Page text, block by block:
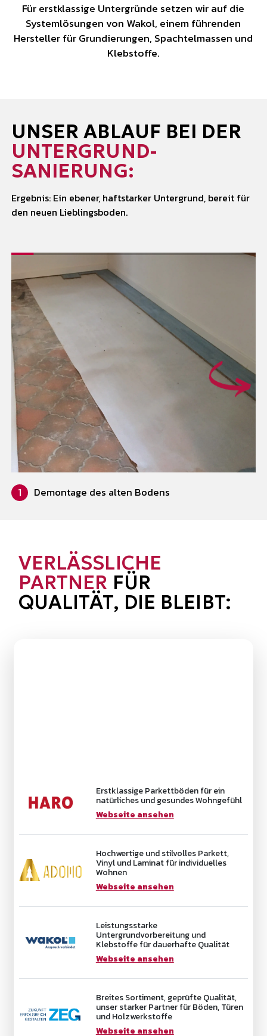
Für erstklassige Untergründe setzen wir auf die
Systemlösungen von Wakol, einem führenden
Hersteller für Grundierungen, Spachtelmassen und
Klebstoffe.
UNSER ABLAUF BEI DER
UNTERGRUND­
SANIERUNG:
Ergebnis: Ein ebener, haftstarker Untergrund, bereit für
den neuen Lieblingsboden.
1 Demontage des alten Bodens
VERLÄSSLICHE
PARTNER FÜR
QUALITÄT, DIE BLEIBT:
Erstklassige Parkettböden für ein
natürliches und gesundes Wohngefühl
Webseite ansehen
Hochwertige und stilvolles Parkett,
Vinyl und Laminat für individuelles
Wohnen
Webseite ansehen
Leistungsstarke
Untergrundvorbereitung und
Klebstoffe für dauerhafte Qualität
Webseite ansehen
Breites Sortiment, geprüfte Qualität,
unser starker Partner für Böden, Türen
und Holzwerkstoffe
Webseite ansehen